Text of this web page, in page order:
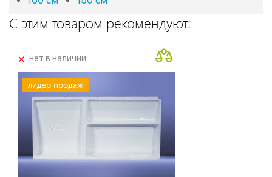
С этим товаром рекомендуют:
+нет в наличии
лидер продаж